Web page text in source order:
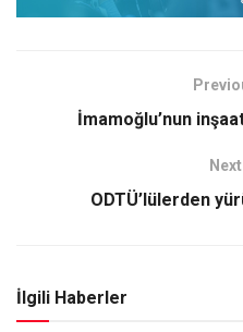
İmamoğlu’nun
ODTÜ’lülerden
İlgili Haberler